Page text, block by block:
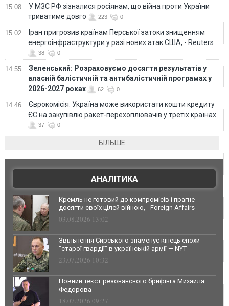
15:08
У МЗС РФ зізналися росіянам, що війна проти України
триватиме довго
223 0
15:02
Іран пригрозив країнам Перської затоки знищенням
енергоінфраструктури у разі нових атак США, - Reuters
38 0
14:55
Зеленський: Розраховуємо досягти результатів у
власній балістичній та антибалістичній програмах у
2026-2027 роках
62 0
14:46
Єврокомісія: Україна може використати кошти кредиту
ЄС на закупівлю ракет-перехоплювачів у третіх країнах
37 0
БІЛЬШЕ
АНАЛІТИКА
Кремль не готовий до компромісів і прагне
досягти своїх цілей війною, - Foreign Affairs
03.08.2026 13:02
Звільнення Сирського знаменує кінець епохи
"старої гвардії" в українській армії — NYT
23.07.2026 10:32
Повний текст резонансного брифінга Михайла
Федорова
18.07.2026 09:27